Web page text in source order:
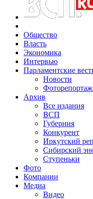
Общество
Власть
Экономика
Интервью
Парламентские
Новости
Архив
Все издания
ВСП
Губерния
Конкурент
Иркутский
Сибирский
Ступеньки
Фото
Компании
Медиа
Видео